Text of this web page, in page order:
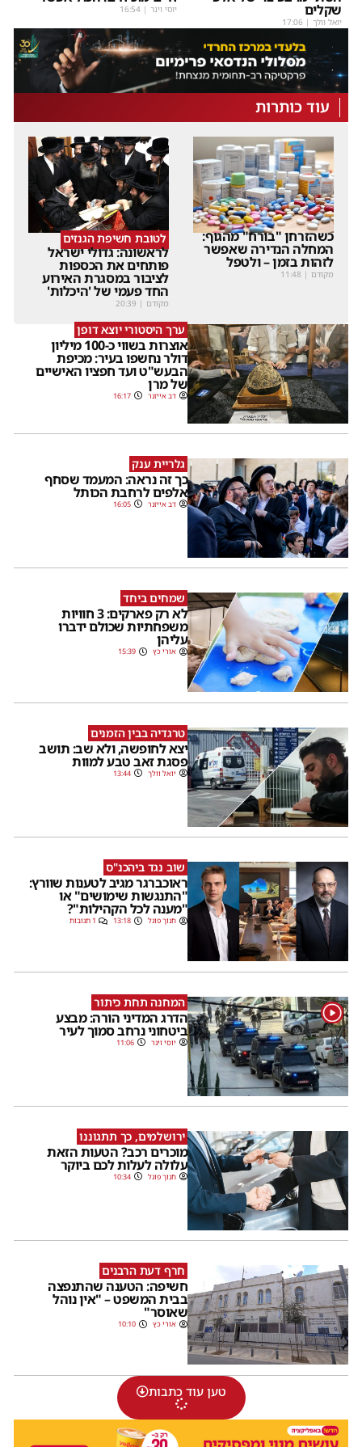
שקלים
יואל וולך |
17:06
יוסי וינר |
16:54
עוד כותרות
כשהזרחן "בורח" מהגוף:
המחלה הנדירה שאפשר
לזהות בזמן – ולטפל
מקודם |
11:48
לטובת חשיפת הגנזים
לראשונה: גדולי ישראל
פותחים את הכספות
לציבור במסגרת האירוע
החד פעמי של 'היכלות'
מקודם |
20:39
ערך היסטורי יוצא דופן
אוצרות בשווי כ-100 מיליון
דולר נחשפו בעיר: מכיפת
הבעש"ט ועד חפציו האישיים
של מרן
דב אייזנר 16:17
גלריית ענק
כך זה נראה: המעמד שסחף
אלפים לרחבת הכותל
דב אייזנר 16:05
שמחים ביחד
לא רק פארקים: 3 חוויות
משפחתיות שכולם ידברו
עליהן
אורי כץ 15:39
טרגדיה בבין הזמנים
יצא לחופשה, ולא שב: תושב
פסגת זאב טבע למוות
יואל וולך 13:44
שוב נגד ביהכנ"ס
ראוכברגר מגיב לטענות שוורץ:
"התנגשות שימושים" או
"מענה לכל הקהילות"?
חנוך פוגל 13:18 1 תגובות
1 המחנה תחת כיתור
הדרג המדיני הורה: מבצע
ביטחוני נרחב סמוך לעיר
יוסי וינר 11:06
ירושלמים, כך תתגוננו
מוכרים רכב? הטעות הזאת
עלולה לעלות לכם ביוקר
חנוך פוגל 10:34
חרף דעת הרבנים
חשיפה: הטענה שהתנפצה
בבית המשפט – "אין נוהל
שאוסר"
אורי כץ 10:10
טען עוד כתבות